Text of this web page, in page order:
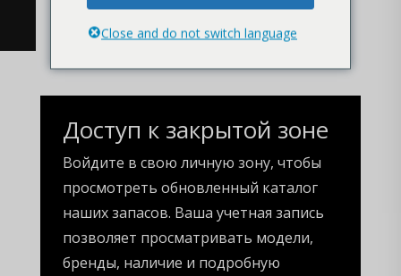
ВОЙТИ В ЛИЧНЫЙ КАБИНЕТ
Доступ к закрытой зоне
Войдите в свою личную зону, чтобы
просмотреть обновленный каталог
наших запасов. Ваша учетная запись
позволяет просматривать модели,
бренды, наличие и подробную
Close and do not switch language